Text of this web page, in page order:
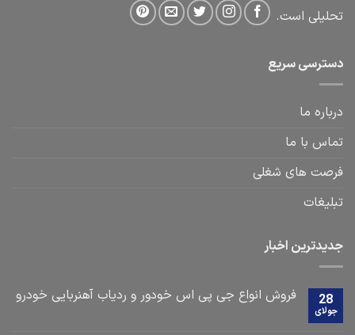
تحلیلی است.
دسترسی سریع
درباره ما
تماس با ما
فرصت های شغلی
تبلیغات
جدیدترین اخبار
28
جولای
فروش انواع جی پی اس خودور و ردیاب آهنربایی خودرو